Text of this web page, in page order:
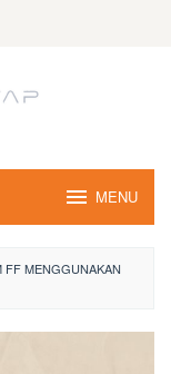
MENU
FF MENGGUNAKAN